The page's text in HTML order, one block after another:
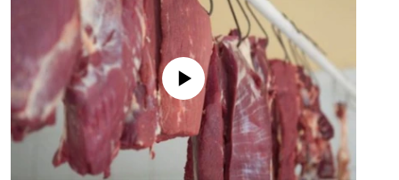
No media source currently available